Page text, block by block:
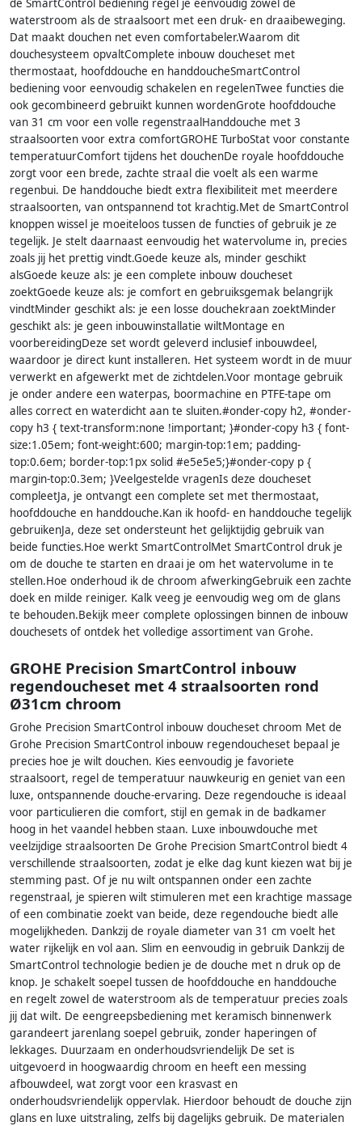
de SmartControl bediening regel je eenvoudig zowel de
waterstroom als de straalsoort met een druk- en draaibeweging.
Dat maakt douchen net even comfortabeler.Waarom dit
douchesysteem opvaltComplete inbouw doucheset met
thermostaat, hoofddouche en handdoucheSmartControl
bediening voor eenvoudig schakelen en regelenTwee functies die
ook gecombineerd gebruikt kunnen wordenGrote hoofddouche
van 31 cm voor een volle regenstraalHanddouche met 3
straalsoorten voor extra comfortGROHE TurboStat voor constante
temperatuurComfort tijdens het douchenDe royale hoofddouche
zorgt voor een brede, zachte straal die voelt als een warme
regenbui. De handdouche biedt extra flexibiliteit met meerdere
straalsoorten, van ontspannend tot krachtig.Met de SmartControl
knoppen wissel je moeiteloos tussen de functies of gebruik je ze
tegelijk. Je stelt daarnaast eenvoudig het watervolume in, precies
zoals jij het prettig vindt.Goede keuze als, minder geschikt
alsGoede keuze als: je een complete inbouw doucheset
zoektGoede keuze als: je comfort en gebruiksgemak belangrijk
vindtMinder geschikt als: je een losse douchekraan zoektMinder
geschikt als: je geen inbouwinstallatie wiltMontage en
voorbereidingDeze set wordt geleverd inclusief inbouwdeel,
waardoor je direct kunt installeren. Het systeem wordt in de muur
verwerkt en afgewerkt met de zichtdelen.Voor montage gebruik
je onder andere een waterpas, boormachine en PTFE-tape om
alles correct en waterdicht aan te sluiten.#onder-copy h2, #onder-
copy h3 { text-transform:none !important; }#onder-copy h3 { font-
size:1.05em; font-weight:600; margin-top:1em; padding-
top:0.6em; border-top:1px solid #e5e5e5;}#onder-copy p {
margin-top:0.3em; }Veelgestelde vragenIs deze doucheset
compleetJa, je ontvangt een complete set met thermostaat,
hoofddouche en handdouche.Kan ik hoofd- en handdouche tegelijk
gebruikenJa, deze set ondersteunt het gelijktijdig gebruik van
beide functies.Hoe werkt SmartControlMet SmartControl druk je
om de douche te starten en draai je om het watervolume in te
stellen.Hoe onderhoud ik de chroom afwerkingGebruik een zachte
doek en milde reiniger. Kalk veeg je eenvoudig weg om de glans
te behouden.Bekijk meer complete oplossingen binnen de inbouw
douchesets of ontdek het volledige assortiment van Grohe.
GROHE Precision SmartControl inbouw
regendoucheset met 4 straalsoorten rond
Ø31cm chroom
Grohe Precision SmartControl inbouw doucheset chroom Met de
Grohe Precision SmartControl inbouw regendoucheset bepaal je
precies hoe je wilt douchen. Kies eenvoudig je favoriete
straalsoort, regel de temperatuur nauwkeurig en geniet van een
luxe, ontspannende douche-ervaring. Deze regendouche is ideaal
voor particulieren die comfort, stijl en gemak in de badkamer
hoog in het vaandel hebben staan. Luxe inbouwdouche met
veelzijdige straalsoorten De Grohe Precision SmartControl biedt 4
verschillende straalsoorten, zodat je elke dag kunt kiezen wat bij je
stemming past. Of je nu wilt ontspannen onder een zachte
regenstraal, je spieren wilt stimuleren met een krachtige massage
of een combinatie zoekt van beide, deze regendouche biedt alle
mogelijkheden. Dankzij de royale diameter van 31 cm voelt het
water rijkelijk en vol aan. Slim en eenvoudig in gebruik Dankzij de
SmartControl technologie bedien je de douche met n druk op de
knop. Je schakelt soepel tussen de hoofddouche en handdouche
en regelt zowel de waterstroom als de temperatuur precies zoals
jij dat wilt. De eengreepsbediening met keramisch binnenwerk
garandeert jarenlang soepel gebruik, zonder haperingen of
lekkages. Duurzaam en onderhoudsvriendelijk De set is
uitgevoerd in hoogwaardig chroom en heeft een messing
afbouwdeel, wat zorgt voor een krasvast en
onderhoudsvriendelijk oppervlak. Hierdoor behoudt de douche zijn
glans en luxe uitstraling, zelfs bij dagelijks gebruik. De materialen